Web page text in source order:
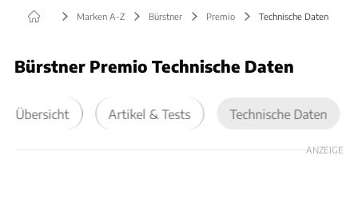
Marken A-Z Bürstner Premio Technische Daten
Bürstner Premio Technische Daten
Übersicht Artikel & Tests Technische Daten
ANZEIGE